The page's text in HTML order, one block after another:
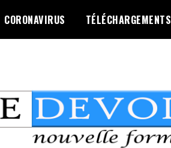
CORONAVIRUS TÉLÉCHARGEMENTS